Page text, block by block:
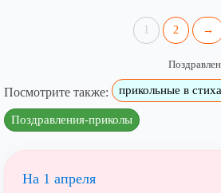
1 2 →
Посмотрите также: прикольные в
Поздравления-приколы
На 1 апреля